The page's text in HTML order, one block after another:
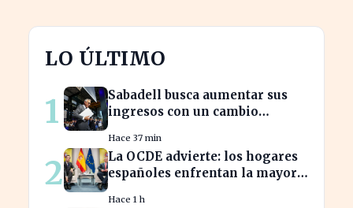
LO ÚLTIMO
1
Sabadell busca aumentar sus
ingresos con un cambio
Hace 37 min
2
La OCDE advierte: los hogares
españoles enfrentan la mayor
Hace 1 h